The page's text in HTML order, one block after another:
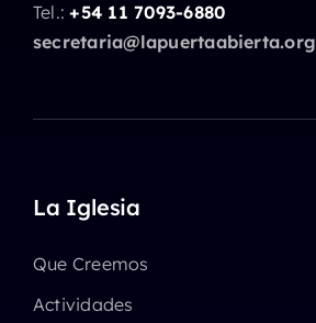
Tel.:+54 11 7093-6880
secretaria@lapuertaabierta.org
La Iglesia
Que Creemos
Actividades